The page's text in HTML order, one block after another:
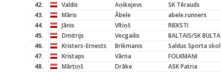
42.
Valdis Aņikejevs
SK Tērauds
43.
Māris Ābele
abele.runners
44.
Jānis Vītiņš
RIEKSTI
45.
Dmitrijs Vecgailis
BALTAIS/SK BULTA
46.
Kristers-Ernests Brikmanis
Saldus Sporta
47.
Kristaps Vārna
FOLKMAŅI
48.
Mārtiņš Drāke
ASK Patria